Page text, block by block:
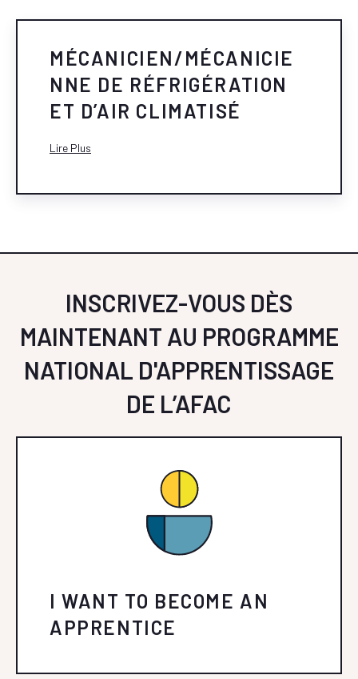
MÉCANICIEN/MÉCANICIE
NNE DE RÉFRIGÉRATION
ET D’AIR CLIMATISÉ
Lire Plus
INSCRIVEZ-VOUS DÈS
MAINTENANT AU PROGRAMME
NATIONAL D'APPRENTISSAGE
DE L’AFAC
I WANT TO BECOME AN
APPRENTICE